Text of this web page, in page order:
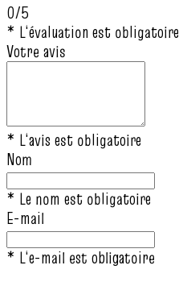
0/5
* L‘évaluation est obligatoire
Votre avis
* L‘avis est obligatoire
Nom
* Le nom est obligatoire
E-mail
* L‘e-mail est obligatoire